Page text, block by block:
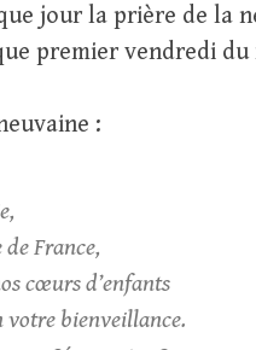
jour la prière de la
premier vendredi du
:
France,
cœurs d’enfants
votre bienveillance.